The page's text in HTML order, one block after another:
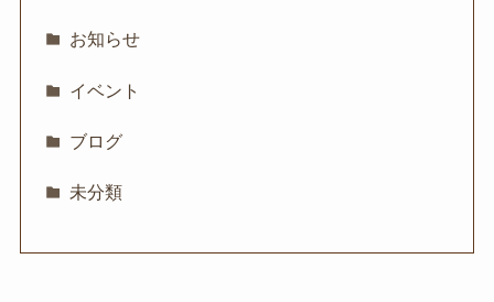
お知らせ
イベント
ブログ
未分類